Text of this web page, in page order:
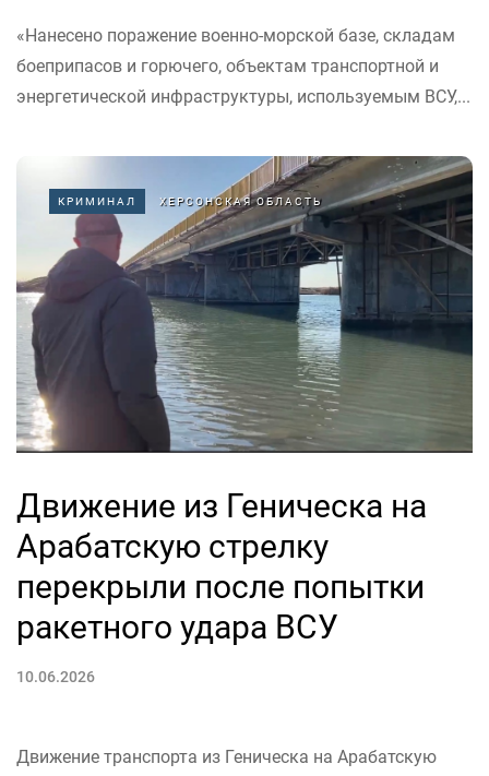
«Нанесено поражение военно-морской базе, складам
боеприпасов и горючего, объектам транспортной и
энергетической инфраструктуры, используемым ВСУ,...
КРИМИНАЛ ХЕРСОНСКАЯ ОБЛАСТЬ
Движение из Геническа на
Арабатскую стрелку
перекрыли после попытки
ракетного удара ВСУ
10.06.2026
Движение транспорта из Геническа на Арабатскую